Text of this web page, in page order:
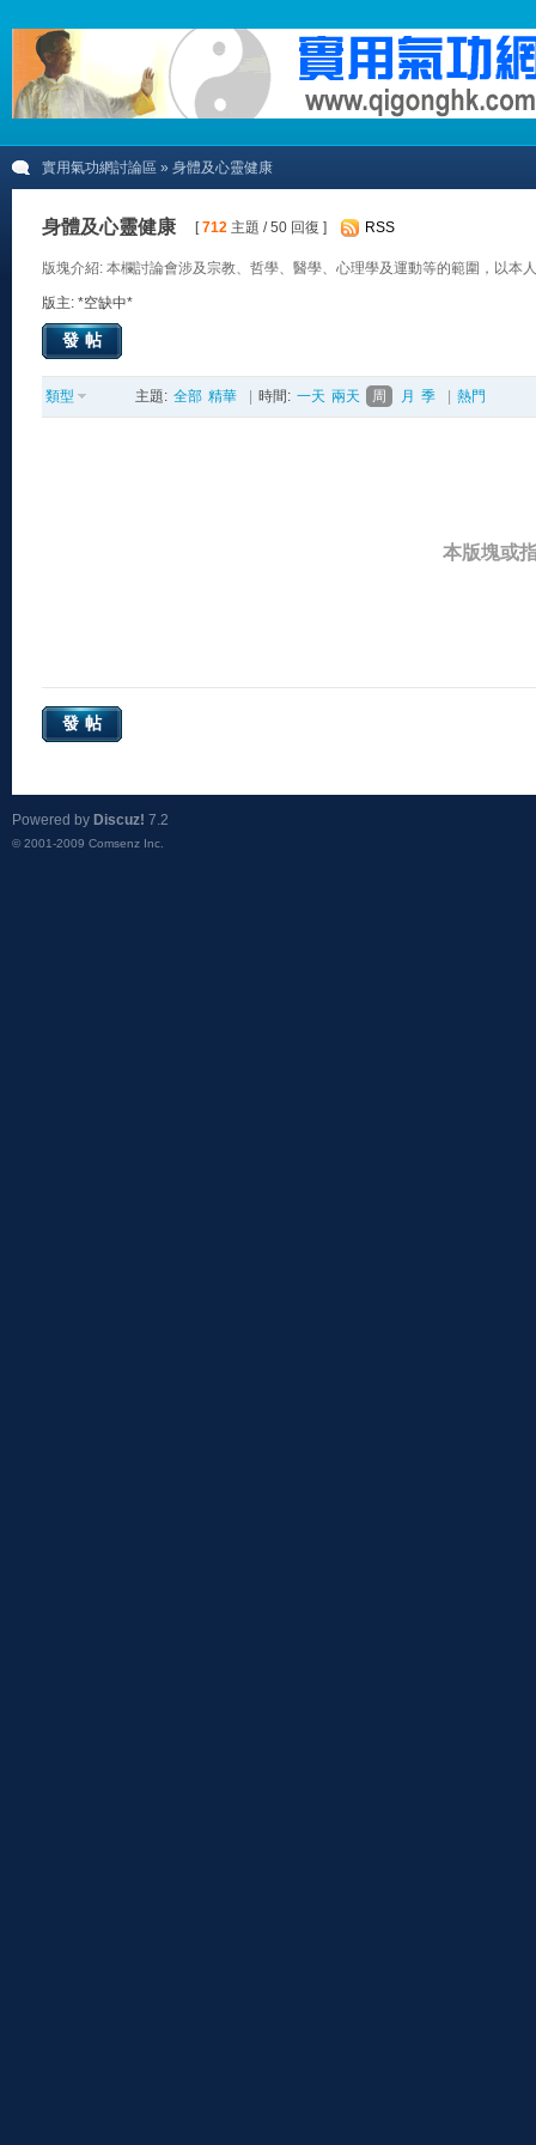
實用氣功網討論區 » 身體及心靈健康
身體及心靈健康 [712 主題 / 50 回復 ] RSS
版塊介紹: 本欄討論會涉及宗教、哲學、醫學、心理學及運動等的範圍，以本
版主: *空缺中*
發帖
類型 主題: 全部 精華 時間: 一天 兩天 周 月 季 熱門
本版塊或
發帖
Powered by Discuz! 7.2
© 2001-2009 Comsenz Inc.